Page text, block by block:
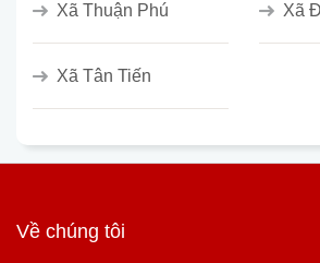
Xã Thuận Phú Xã
Xã Tân Tiến
Về chúng tôi